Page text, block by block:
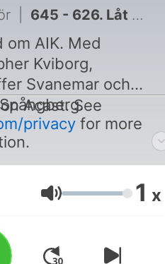
645 - 626. Låt det plinga
om AIK. Med
Kviborg,
Svanemar och
Acast. See
privacyfor more
Volumen 1 x